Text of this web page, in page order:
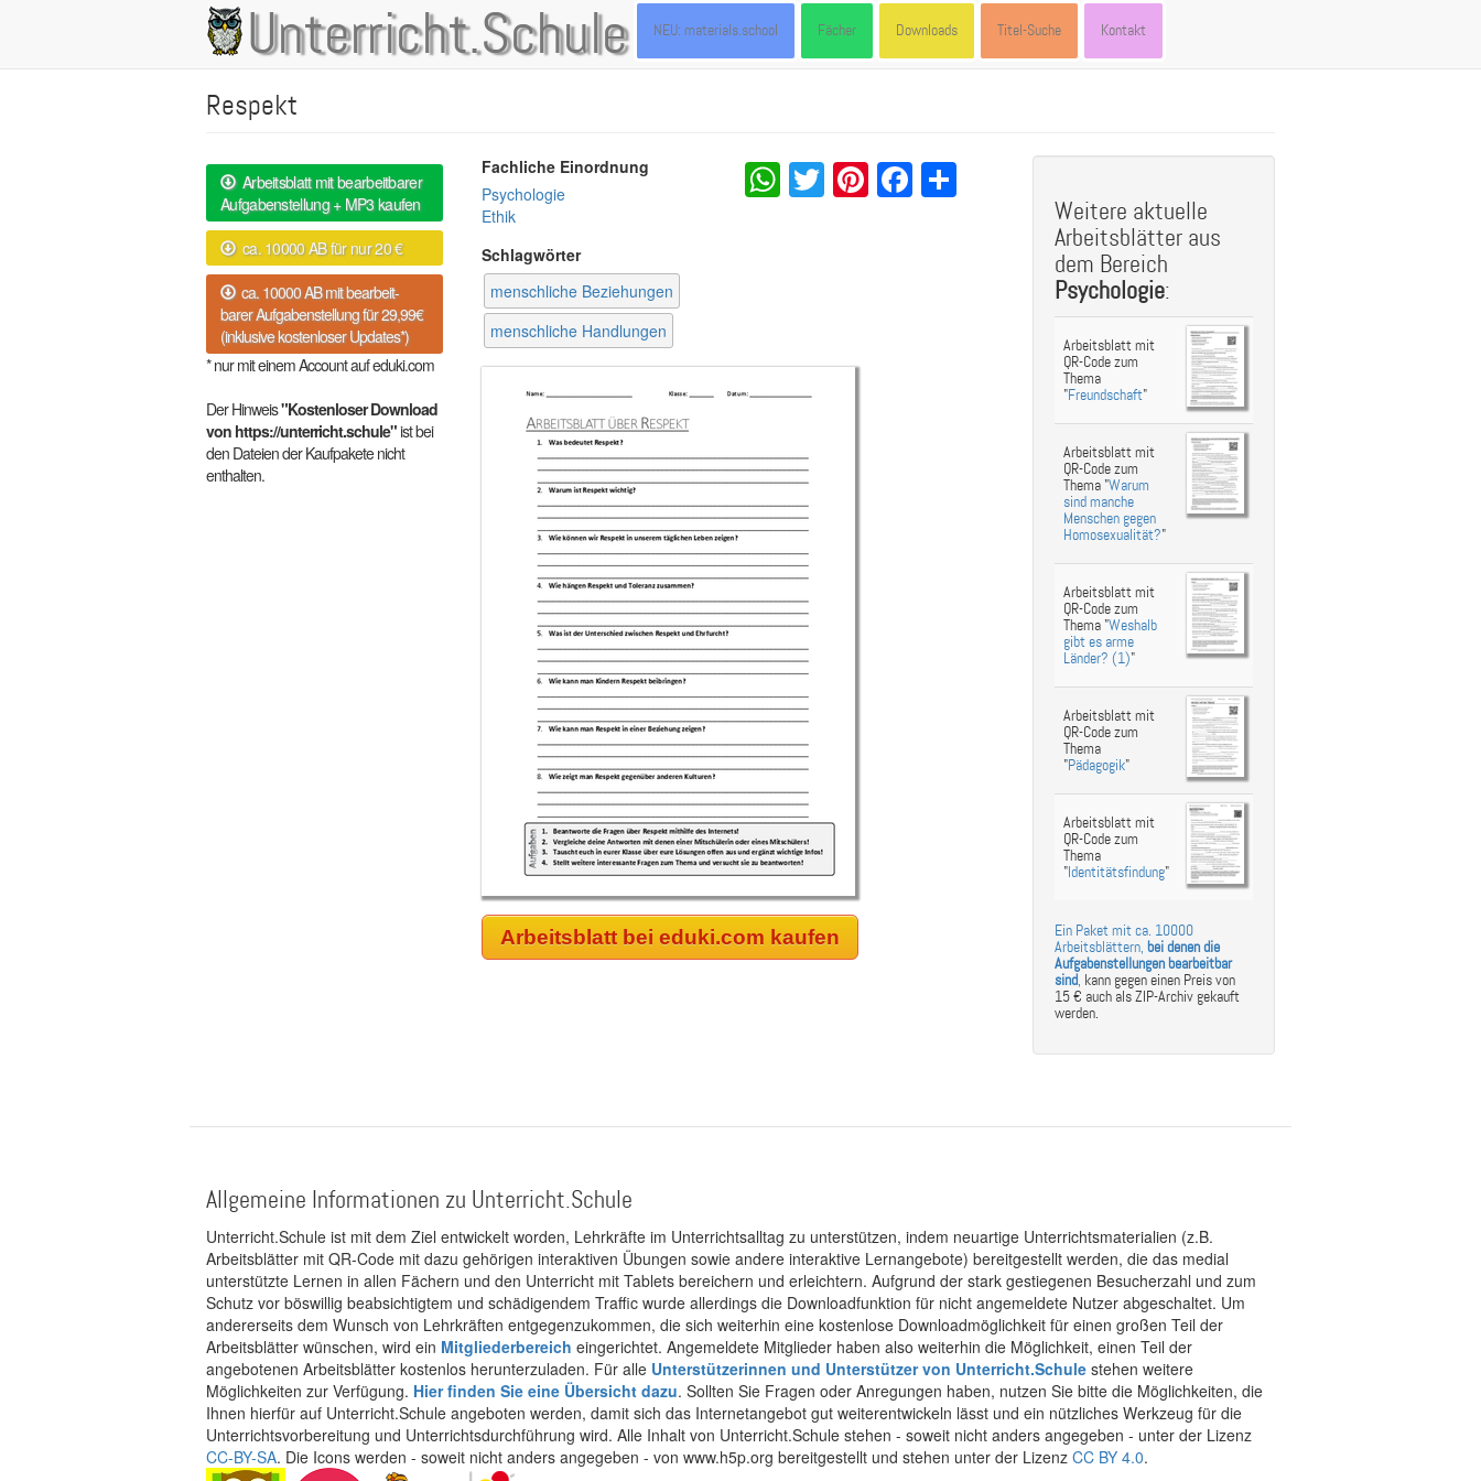
Unterricht.Schule
Main
navigation
NEU: materials.school Fächer Downloads Titel-Suche Kontakt
Respekt
Arbeitsblatt mit bearbeitbarer
Aufgabenstellung + MP3 kaufen
ca. 10000 AB für nur 20 €
ca. 10000 AB mit bearbeit-
barer Aufgabenstellung für 29,99€
(inklusive kostenloser Updates*)
* nur mit einem Account auf eduki.com
Der Hinweis"Kostenloser Download
von https://unterricht.schule"ist bei
den Dateien der Kaufpakete nicht
enthalten.
Fachliche Einordnung
Psychologie
Ethik
Schlagwörter
menschliche Beziehungen
menschliche Handlungen
WhatsApp
Twitter
Pinterest
Facebook
Share
Arbeitsblatt bei eduki.com kaufen
Weitere aktuelle
Arbeitsblätter aus
dem Bereich
Psychologie:
Arbeitsblatt mit
QR-Code zum
Thema
"Freundschaft"
Arbeitsblatt mit
QR-Code zum
Thema "Warum
sind manche
Menschen gegen
Homosexualität?"
Arbeitsblatt mit
QR-Code zum
Thema "Weshalb
gibt es arme
Länder? (1)"
Arbeitsblatt mit
QR-Code zum
Thema
"Pädagogik"
Arbeitsblatt mit
QR-Code zum
Thema
"Identitätsfindung"
Ein Paket mit ca. 10000
Arbeitsblättern, bei denen die
Aufgabenstellungen bearbeitbar
sind, kann gegen einen Preis von
15 € auch als ZIP-Archiv gekauft
werden.
Allgemeine Informationen zu Unterricht.Schule
Unterricht.Schule ist mit dem Ziel entwickelt worden, Lehrkräfte im Unterrichtsalltag zu unterstützen, indem neuartige Unterrichtsmaterialien (z.B.
Arbeitsblätter mit QR-Code mit dazu gehörigen interaktiven Übungen sowie andere interaktive Lernangebote) bereitgestellt werden, die das medial
unterstützte Lernen in allen Fächern und den Unterricht mit Tablets bereichern und erleichtern. Aufgrund der stark gestiegenen Besucherzahl und zum
Schutz vor böswillig beabsichtigtem und schädigendem Traffic wurde allerdings die Downloadfunktion für nicht angemeldete Nutzer abgeschaltet. Um
andererseits dem Wunsch von Lehrkräften entgegenzukommen, die sich weiterhin eine kostenlose Downloadmöglichkeit für einen großen Teil der
Arbeitsblätter wünschen, wird ein Mitgliederbereich eingerichtet. Angemeldete Mitglieder haben also weiterhin die Möglichkeit, einen Teil der
angebotenen Arbeitsblätter kostenlos herunterzuladen. Für alle Unterstützerinnen und Unterstützer von Unterricht.Schule stehen weitere
Möglichkeiten zur Verfügung. Hier finden Sie eine Übersicht dazu. Sollten Sie Fragen oder Anregungen haben, nutzen Sie bitte die Möglichkeiten, die
Ihnen hierfür auf Unterricht.Schule angeboten werden, damit sich das Internetangebot gut weiterentwickeln lässt und ein nützliches Werkzeug für die
Unterrichtsvorbereitung und Unterrichtsdurchführung wird. Alle Inhalt von Unterricht.Schule stehen - soweit nicht anders angegeben - unter der Lizenz
CC-BY-SA. Die Icons werden - soweit nicht anders angegeben - von www.h5p.org bereitgestellt und stehen unter der Lizenz CC BY 4.0.